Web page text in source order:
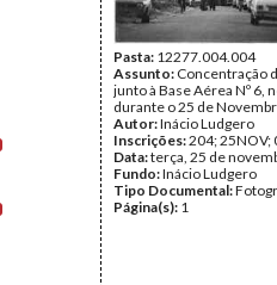
Pasta: 12277.004.004
Assunto: Concentração
junto à Base Aérea Nº 6,
durante o 25 de
Autor:Inácio Ludgero
Inscrições:204; 25NOV;
Data:terça, 25 de
Fundo:Inácio Ludgero
Tipo Documental:
Página(s): 1